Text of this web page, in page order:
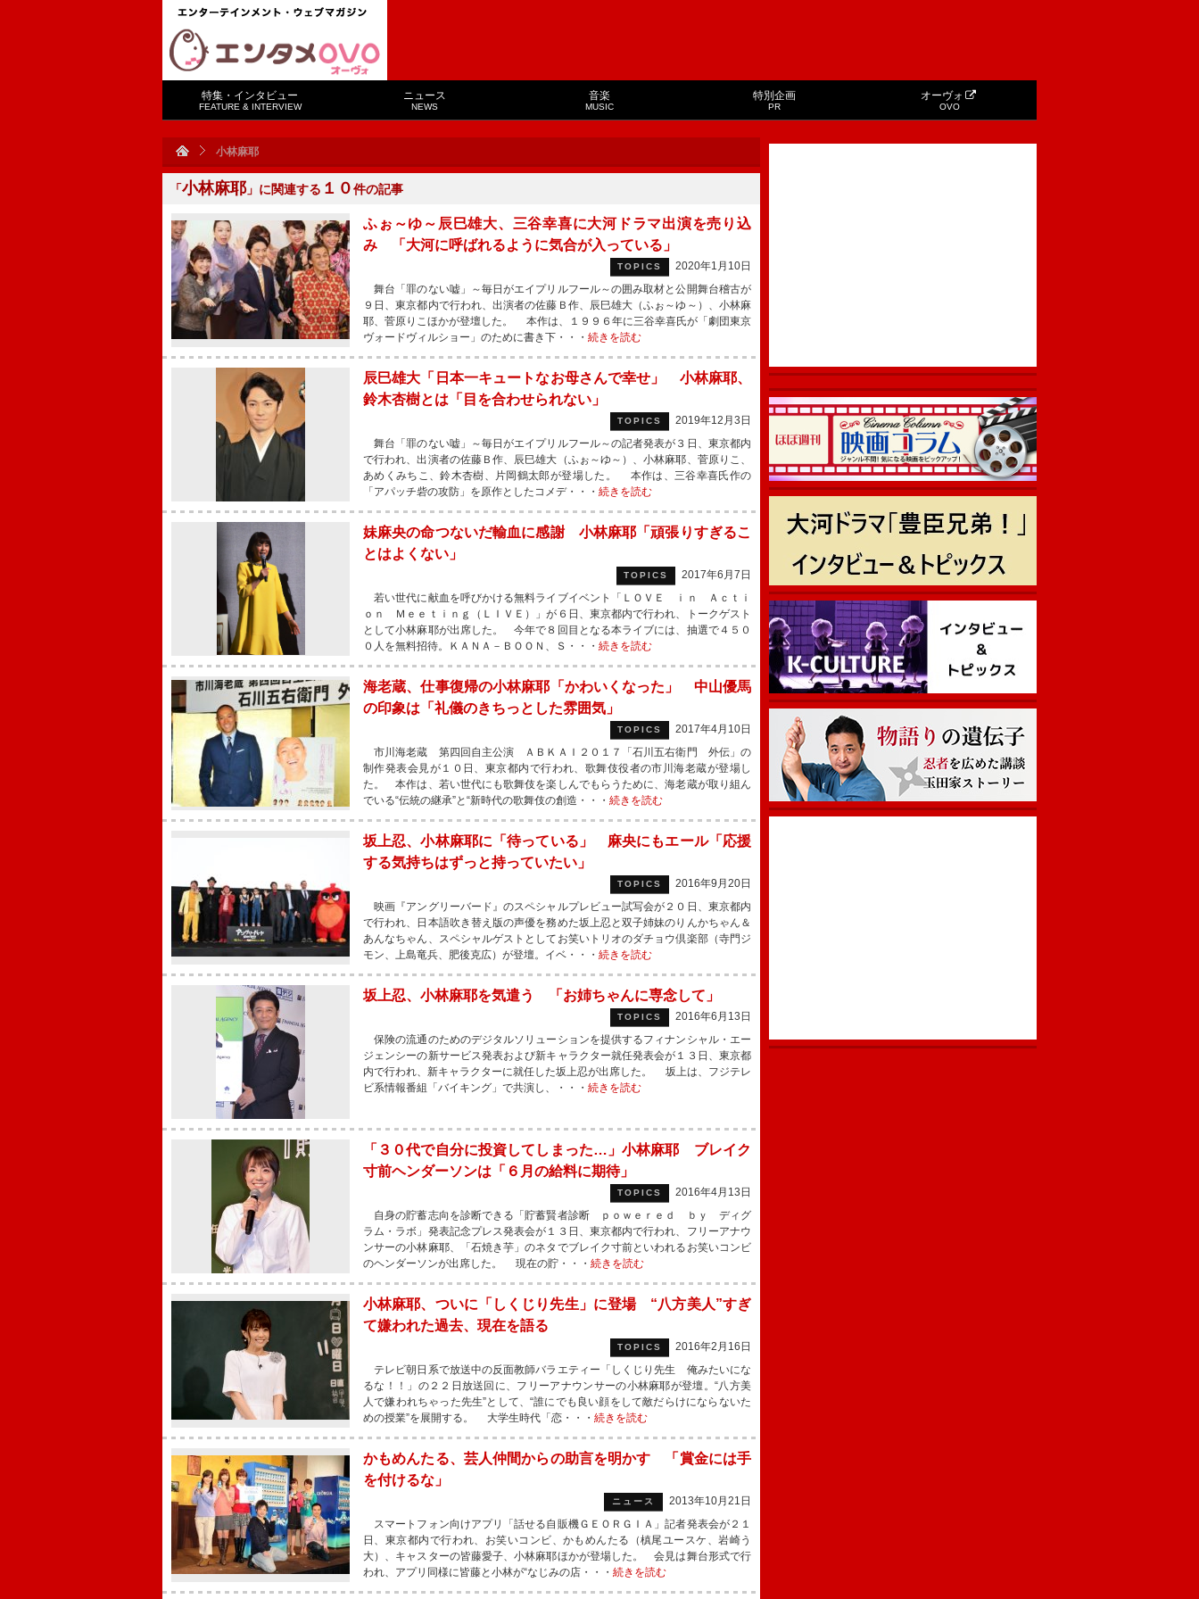
特集・インタビュー
FEATURE & INTERVIEW
ニュース
NEWS
音楽
MUSIC
特別企画
PR
オーヴォ
OVO
小林麻耶
「小林麻耶」に関連する １０件の記事
ふぉ～ゆ～辰巳雄大、三谷幸喜に大河ドラマ出演を売り込
み 「大河に呼ばれるように気合が入っている」
TOPICS
2020年1月10日
舞台「罪のない嘘」～毎日がエイプリルフール～の囲み取材と公開舞台稽古が
９日、東京都内で行われ、出演者の佐藤Ｂ作、辰巳雄大（ふぉ～ゆ～）、小林麻
耶、菅原りこほかが登壇した。 本作は、１９９６年に三谷幸喜氏が「劇団東京
ヴォードヴィルショー」のために書き下・・・ 続きを読む
辰巳雄大「日本一キュートなお母さんで幸せ」 小林麻耶、
鈴木杏樹とは「目を合わせられない」
TOPICS
2019年12月3日
舞台「罪のない嘘」～毎日がエイプリルフール～の記者発表が３日、東京都内
で行われ、出演者の佐藤Ｂ作、辰巳雄大（ふぉ～ゆ～）、小林麻耶、菅原りこ、
あめくみちこ、鈴木杏樹、片岡鶴太郎が登場した。 本作は、三谷幸喜氏作の
「アパッチ砦の攻防」を原作としたコメデ・・・ 続きを読む
妹麻央の命つないだ輸血に感謝 小林麻耶「頑張りすぎるこ
とはよくない」
TOPICS
2017年6月7日
若い世代に献血を呼びかける無料ライブイベント「ＬＯＶＥ ｉｎ Ａｃｔｉ
ｏｎ Ｍｅｅｔｉｎｇ（ＬＩＶＥ）」が６日、東京都内で行われ、トークゲスト
として小林麻耶が出席した。 今年で８回目となる本ライブには、抽選で４５０
０人を無料招待。ＫＡＮＡ－ＢＯＯＮ、Ｓ・・・ 続きを読む
海老蔵、仕事復帰の小林麻耶「かわいくなった」 中山優馬
の印象は「礼儀のきちっとした雰囲気」
TOPICS
2017年4月10日
市川海老蔵 第四回自主公演 ＡＢＫＡＩ２０１７「石川五右衛門 外伝」の
制作発表会見が１０日、東京都内で行われ、歌舞伎役者の市川海老蔵が登場し
た。 本作は、若い世代にも歌舞伎を楽しんでもらうために、海老蔵が取り組ん
でいる“伝統の継承”と“新時代の歌舞伎の創造・・・ 続きを読む
坂上忍、小林麻耶に「待っている」 麻央にもエール「応援
する気持ちはずっと持っていたい」
TOPICS
2016年9月20日
映画『アングリーバード』のスペシャルプレビュー試写会が２０日、東京都内
で行われ、日本語吹き替え版の声優を務めた坂上忍と双子姉妹のりんかちゃん＆
あんなちゃん、スペシャルゲストとしてお笑いトリオのダチョウ倶楽部（寺門ジ
モン、上島竜兵、肥後克広）が登壇。イベ・・・ 続きを読む
坂上忍、小林麻耶を気遣う 「お姉ちゃんに専念して」
TOPICS
2016年6月13日
保険の流通のためのデジタルソリューションを提供するフィナンシャル・エー
ジェンシーの新サービス発表および新キャラクター就任発表会が１３日、東京都
内で行われ、新キャラクターに就任した坂上忍が出席した。 坂上は、フジテレ
ビ系情報番組「バイキング」で共演し、・・・ 続きを読む
「３０代で自分に投資してしまった…」小林麻耶 ブレイク
寸前ヘンダーソンは「６月の給料に期待」
TOPICS
2016年4月13日
自身の貯蓄志向を診断できる「貯蓄賢者診断 ｐｏｗｅｒｅｄ ｂｙ ディグ
ラム・ラボ」発表記念プレス発表会が１３日、東京都内で行われ、フリーアナウ
ンサーの小林麻耶、「石焼き芋」のネタでブレイク寸前といわれるお笑いコンビ
のヘンダーソンが出席した。 現在の貯・・・ 続きを読む
小林麻耶、ついに「しくじり先生」に登場 “八方美人”すぎ
て嫌われた過去、現在を語る
TOPICS
2016年2月16日
テレビ朝日系で放送中の反面教師バラエティー「しくじり先生 俺みたいにな
るな！！」の２２日放送回に、フリーアナウンサーの小林麻耶が登壇。“八方美
人で嫌われちゃった先生”として、“誰にでも良い顔をして敵だらけにならないた
めの授業”を展開する。 大学生時代「恋・・・ 続きを読む
かもめんたる、芸人仲間からの助言を明かす 「賞金には手
を付けるな」
ニュース
2013年10月21日
スマートフォン向けアプリ「話せる自販機ＧＥＯＲＧＩＡ」記者発表会が２１
日、東京都内で行われ、お笑いコンビ、かもめんたる（槙尾ユースケ、岩崎う
大）、キャスターの皆藤愛子、小林麻耶ほかが登場した。 会見は舞台形式で行
われ、アプリ同様に皆藤と小林が“なじみの店・・・ 続きを読む